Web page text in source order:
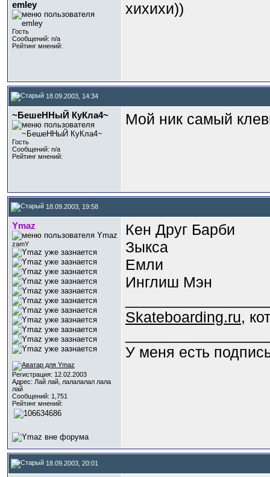
emley
Гость
Сообщений: n/a
Рейтинг мнений:
хихихи))
18.09.2003, 14:34
~БешеННыЙ КуКла4~
Гость
Сообщений: n/a
Рейтинг мнений:
Мой ник самый
18.09.2003, 19:58
Ymaz
zamY
Регистрация: 12.02.2003
Адрес: Лай лай, лалалалал лала
лай
Сообщений: 1,751
Рейтинг мнений:
Кен Друг Барби
Зыкса
Емли
Инглиш Мэн
Skateboarding.ru,
У меня есть
18.09.2003, 20:01